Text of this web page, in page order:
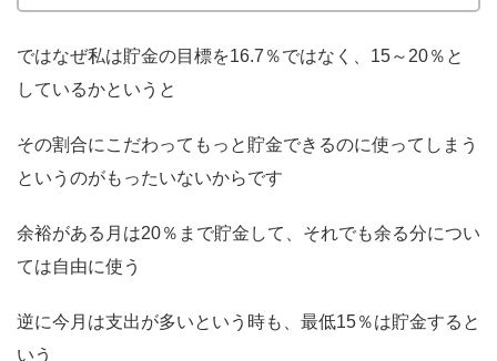
ではなぜ私は貯金の目標を16.7％ではなく、15～20％と
しているかというと
その割合にこだわってもっと貯金できるのに使ってしまう
というのがもったいないからです
余裕がある月は20％まで貯金して、それでも余る分につい
ては自由に使う
逆に今月は支出が多いという時も、最低15％は貯金すると
いう